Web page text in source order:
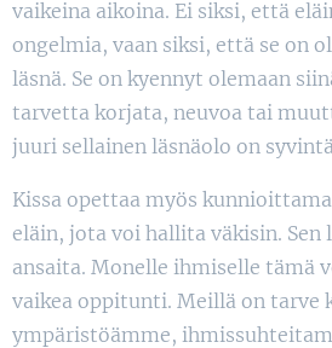
vaikeina aikoina. Ei siksi, että
ongelmia, vaan siksi, että se on
läsnä. Se on kyennyt olemaan
tarvetta korjata, neuvoa tai
juuri sellainen läsnäolo on
Kissa opettaa myös
eläin, jota voi hallita väkisin.
ansaita. Monelle ihmiselle tämä
vaikea oppitunti. Meillä on tarve
ympäristöämme,